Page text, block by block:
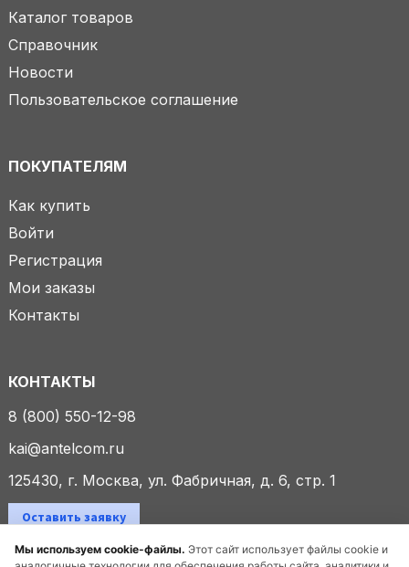
Мы используем cookie-файлы. Этот сайт использует файлы cookie и
Каталог товаров
Справочник
Новости
Пользовательское соглашение
ПОКУПАТЕЛЯМ
Как купить
Войти
Регистрация
Мои заказы
Контакты
КОНТАКТЫ
8 (800) 550-12-98
kai@antelcom.ru
125430, г. Москва, ул. Фабричная, д. 6, стр. 1
Оставить заявку